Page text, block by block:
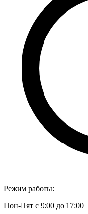
Режим работы:
Пон-Пят с 9:00 до 17:00